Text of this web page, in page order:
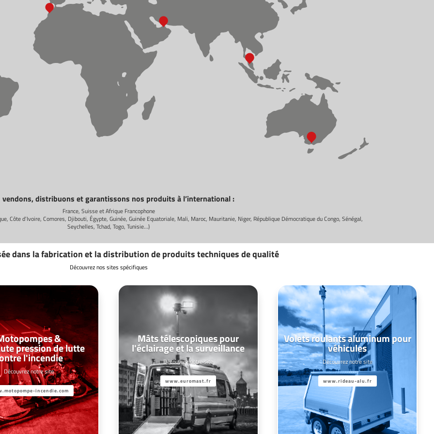
vendons, distribuons et garantissons nos produits à l’international :
France, Suisse et Afrique Francophone
Côte d’Ivoire, Comores, Djibouti, Égypte, Guinée, Guinée Equatoriale, Mali, Maroc, Mauritanie, Niger, République Démocratique du Congo, Sénégal,
Seychelles, Tchad, Togo, Tunisie…)
dans la fabrication et la distribution de produits techniques de qualité
Découvrez nos sites spécifiques
&
pression de lutte
l'incendie
Découvrez notre site
incendie.com
Mâts télescopiques pour
l'éclairage et la surveillance
Découvrez notre site
www.euromast.fr
Volets roulants aluminum pour
véhicules
Découvrez notre site
www.rideau-alu.fr